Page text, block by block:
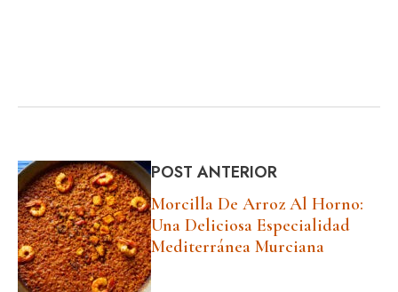
POST ANTERIOR
Morcilla De Arroz Al Horno:
Una Deliciosa Especialidad
Mediterránea Murciana